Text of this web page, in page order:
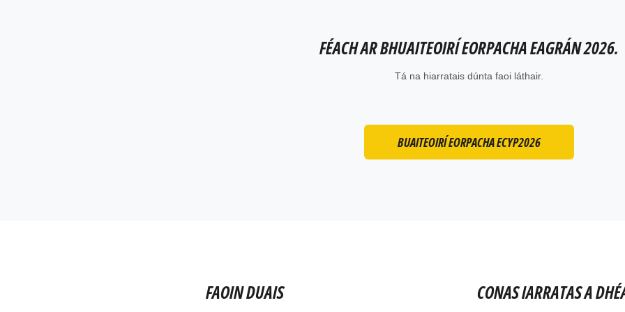
FÉACH AR BHUAITEOIRÍ EORPACHA EAGRÁN 2026.
Tá na hiarratais dúnta faoi láthair.
BUAITEOIRÍ EORPACHA ECYP2026
FAOIN DUAIS CONAS IARRATAS A